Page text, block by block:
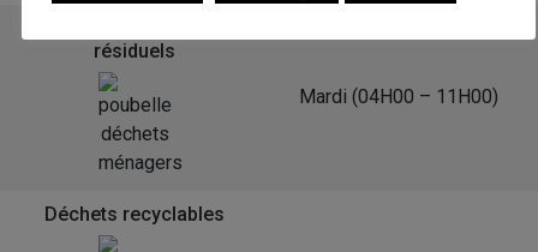
résiduels
Mardi (04H00 – 11H00)
Déchets recyclables